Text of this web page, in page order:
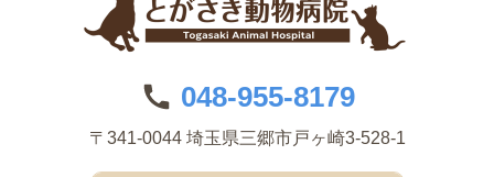
048-955-8179
〒341-0044 埼玉県三郷市戸ヶ崎3-528-1